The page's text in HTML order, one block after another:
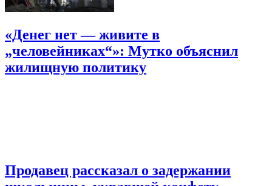
«Денег нет — живите в
„человейниках“»: Мутко объяснил
жилищную политику
Продавец рассказал о задержании